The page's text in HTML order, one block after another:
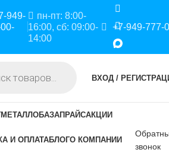
949-
пн-пт: 8:00-
16:00, сб: 09:00-
14:00
+7-949-777-
ВХОД /
МЕТАЛЛОБАЗАПРАЙСАКЦИИ
И ОПЛАТАБЛОГО КОМПАНИИ
звонок